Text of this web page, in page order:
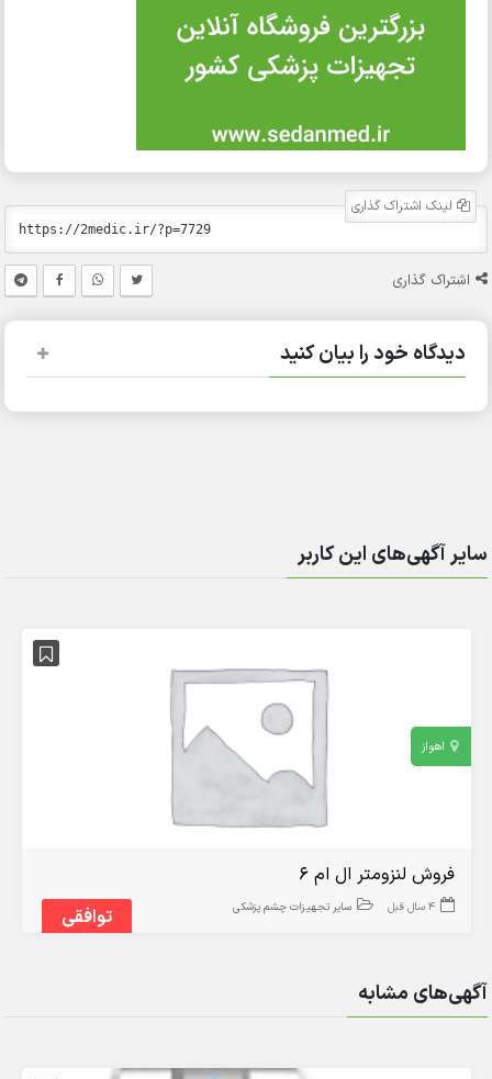
لینک اشتراک گذاری
اشتراک گذاری
دیدگاه خود را بیان کنید
سایر آگهی‌های این کاربر
اهواز
توافقی
فروش لنزومتر ال ام ۶
4 سال قبل سایر تجهیزات چشم پزشکی
آگهی‌های مشابه